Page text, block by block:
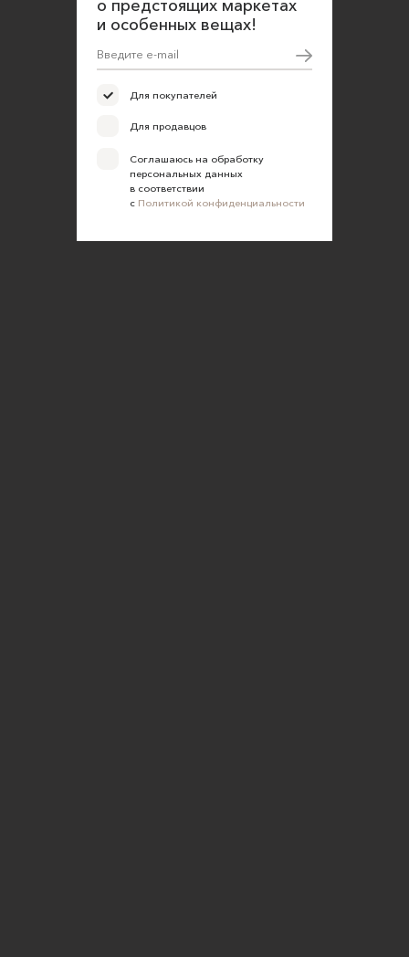
о предстоящих маркетах
и особенных вещах!
Для покупателей
Для продавцов
Соглашаюсь на обработку
персональных данных
в соответствии
с Политикой конфиденциальности